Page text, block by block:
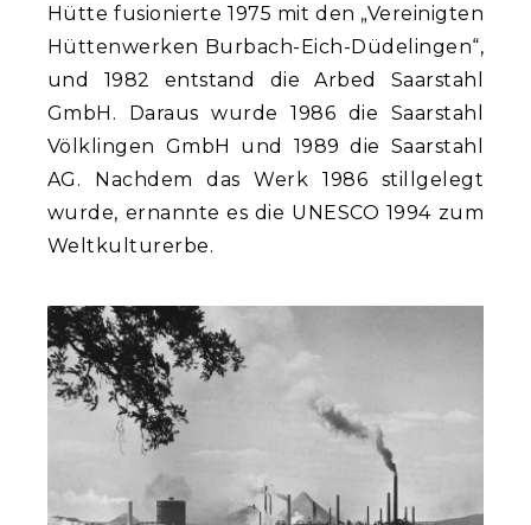
Hütte fusionierte 1975 mit den „Vereinigten
Hüttenwerken Burbach-Eich-Düdelingen“,
und 1982 entstand die Arbed Saarstahl
GmbH. Daraus wurde 1986 die Saarstahl
Völklingen GmbH und 1989 die Saarstahl
AG. Nachdem das Werk 1986 stillgelegt
wurde, ernannte es die UNESCO 1994 zum
Weltkulturerbe.